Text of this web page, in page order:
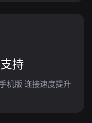
持
机版 连接速度提升